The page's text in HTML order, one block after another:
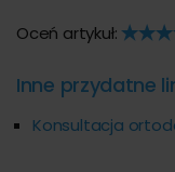
Oceń artykuł:
Inne przydatne
Konsultacja